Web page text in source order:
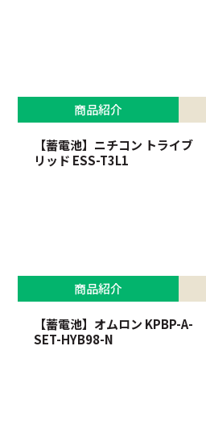
商品紹介
【蓄電池】ニチコン トライブ
リッド ESS-T3L1
商品紹介
【蓄電池】オムロン KPBP-A-
SET-HYB98-N